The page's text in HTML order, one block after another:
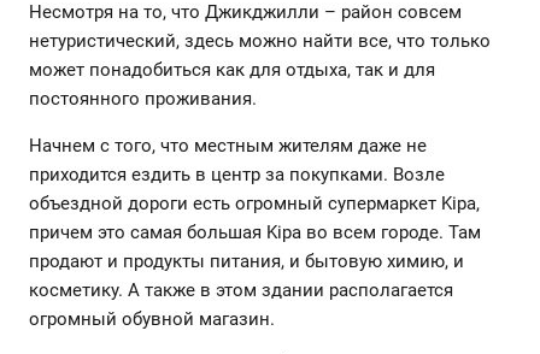
Несмотря на то, что Джикджилли – район совсем
нетуристический, здесь можно найти все, что только
может понадобиться как для отдыха, так и для
постоянного проживания.
Начнем с того, что местным жителям даже не
приходится ездить в центр за покупками. Возле
объездной дороги есть огромный супермаркет Kipa,
причем это самая большая Kipa во всем городе. Там
продают и продукты питания, и бытовую химию, и
косметику. А также в этом здании располагается
огромный обувной магазин.